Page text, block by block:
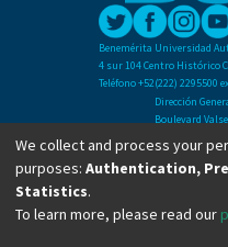
Benemérita Universidad
4 sur 104 Centro Histórico
Teléfono +52(222) 2295500
Dirección
Boulevard
Ciudad
C.P. 72570
Teléfono +52
We collect and process your
purposes: Authentication,
Statistics.
To learn more, please read our